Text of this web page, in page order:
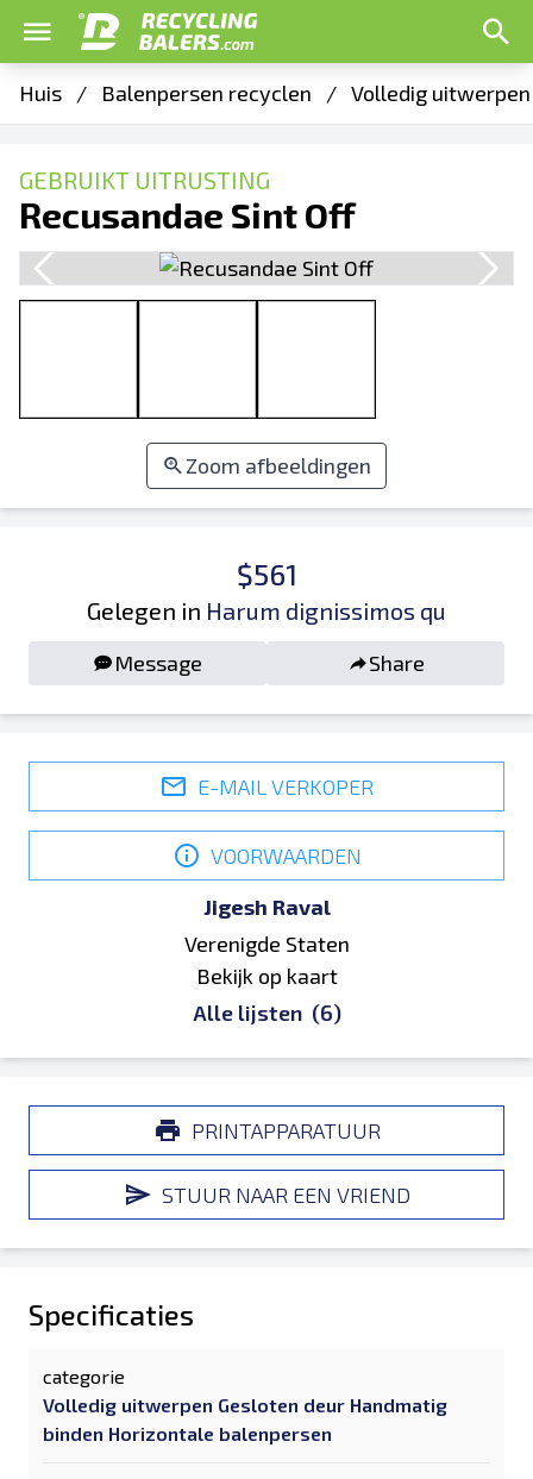
Huis / Balenpersen recyclen / Volledig
GEBRUIKT UITRUSTING
Recusandae Sint Off
Zoom afbeeldingen
$561
Gelegen in Harum dignissimos qu
Message Share
E-MAIL VERKOPER
VOORWAARDEN
Jigesh Raval
Verenigde Staten
Bekijk op kaart
Alle lijsten (6)
PRINTAPPARATUUR
STUUR NAAR EEN VRIEND
Specificaties
categorie
Volledig uitwerpen Gesloten deur Handmatig
binden Horizontale balenpersen